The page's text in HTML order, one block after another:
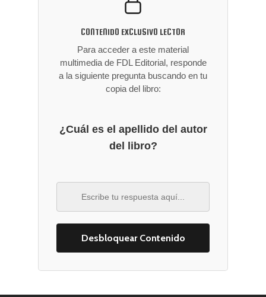
CONTENIDO EXCLUSIVO LECTOR
Para acceder a este material
multimedia de FDL Editorial, responde
a la siguiente pregunta buscando en tu
copia del libro:
¿Cuál es el apellido del autor
del libro?